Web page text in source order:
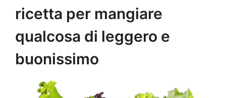
ricetta per mangiare
qualcosa di leggero e
buonissimo